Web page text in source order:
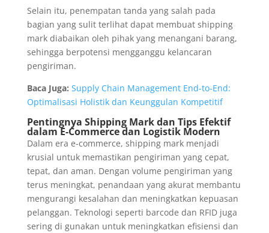
Selain itu, penempatan tanda yang salah pada
bagian yang sulit terlihat dapat membuat shipping
mark diabaikan oleh pihak yang menangani barang,
sehingga berpotensi mengganggu kelancaran
pengiriman.
Baca Juga: Supply Chain Management End-to-End:
Optimalisasi Holistik dan Keunggulan Kompetitif
Pentingnya Shipping Mark dan Tips Efektif
dalam E-Commerce dan Logistik Modern
Dalam era e-commerce, shipping mark menjadi
krusial untuk memastikan pengiriman yang cepat,
tepat, dan aman. Dengan volume pengiriman yang
terus meningkat, penandaan yang akurat membantu
mengurangi kesalahan dan meningkatkan kepuasan
pelanggan. Teknologi seperti barcode dan RFID juga
sering di gunakan untuk meningkatkan efisiensi dan